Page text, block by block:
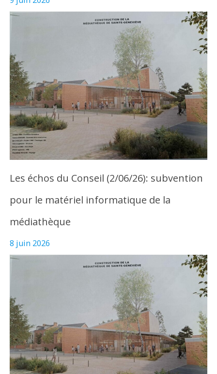
Les échos du Conseil (2/06/26): subvention
pour le matériel informatique de la
médiathèque
8 juin 2026